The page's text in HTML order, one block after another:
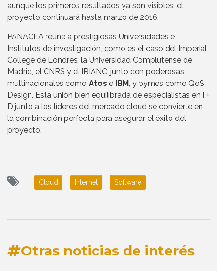
aunque los primeros resultados ya son visibles, el
proyecto continuará hasta marzo de 2016.
PANACEA reúne a prestigiosas Universidades e
Institutos de investigación, como es el caso del Imperial
College de Londres, la Universidad Complutense de
Madrid, el CNRS y el IRIANC, junto con poderosas
multinacionales como Atos e IBM , y pymes como QoS
Design. Esta unión bien equilibrada de especialistas en I +
D junto a los líderes del mercado cloud se convierte en
la combinación perfecta para asegurar el éxito del
proyecto.
Cloud Internet Software
Otras noticias de interés